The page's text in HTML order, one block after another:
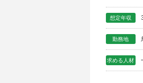
想定年収
勤務地
求める人材